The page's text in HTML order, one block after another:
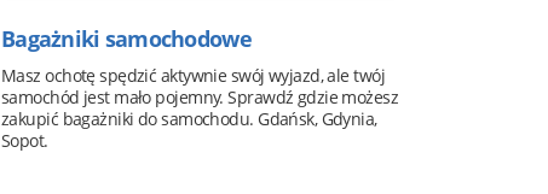
Bagażniki samochodowe
Masz ochotę spędzić aktywnie swój wyjazd, ale twój
samochód jest mało pojemny. Sprawdź gdzie możesz
zakupić bagażniki do samochodu. Gdańsk, Gdynia,
Sopot.